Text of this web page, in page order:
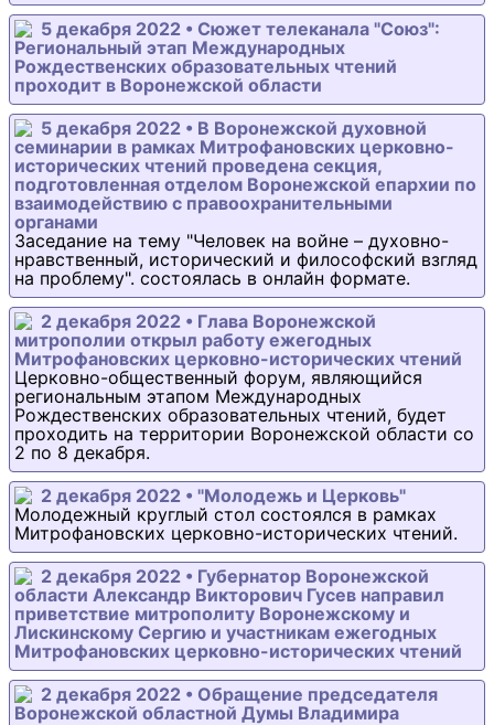
5 декабря 2022 • Сюжет телеканала "Союз":
Региональный этап Международных
Рождественских образовательных чтений
проходит в Воронежской области
5 декабря 2022 • В Воронежской духовной
семинарии в рамках Митрофановских церковно-
исторических чтений проведена секция,
подготовленная отделом Воронежской епархии по
взаимодействию с правоохранительными
органами
Заседание на тему "Человек на войне – духовно-
нравственный, исторический и философский взгляд
на проблему". состоялась в онлайн формате.
2 декабря 2022 • Глава Воронежской
митрополии открыл работу ежегодных
Митрофановских церковно-исторических чтений
Церковно-общественный форум, являющийся
региональным этапом Международных
Рождественских образовательных чтений, будет
проходить на территории Воронежской области со
2 по 8 декабря.
2 декабря 2022 • "Молодежь и Церковь"
Молодежный круглый стол состоялся в рамках
Митрофановских церковно-исторических чтений.
2 декабря 2022 • Губернатор Воронежской
области Александр Викторович Гусев направил
приветствие митрополиту Воронежскому и
Лискинскому Сергию и участникам ежегодных
Митрофановских церковно-исторических чтений
2 декабря 2022 • Обращение председателя
Воронежской областной Думы Владимира